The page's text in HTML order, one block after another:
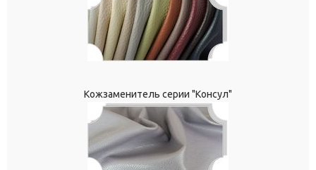
Кожзаменитель серии "Консул"